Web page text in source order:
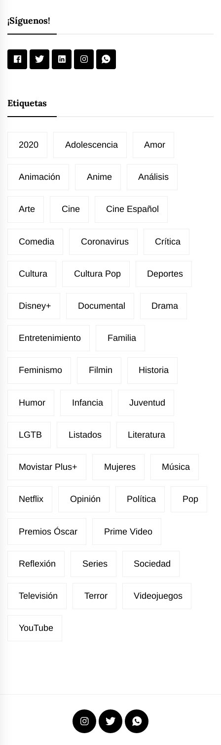
¡Síguenos!
Etiquetas
2020 Adolescencia Amor
Animación Anime Análisis
Arte Cine Cine Español
Comedia Coronavirus Crítica
Cultura Cultura Pop Deportes
Disney+ Documental Drama
Entretenimiento Familia
Feminismo Filmin Historia
Humor Infancia Juventud
LGTB Listados Literatura
Movistar Plus+ Mujeres Música
Netflix Opinión Política Pop
Premios Óscar Prime Video
Reflexión Series Sociedad
Televisión Terror Videojuegos
YouTube
Instagram
X WhatsApp